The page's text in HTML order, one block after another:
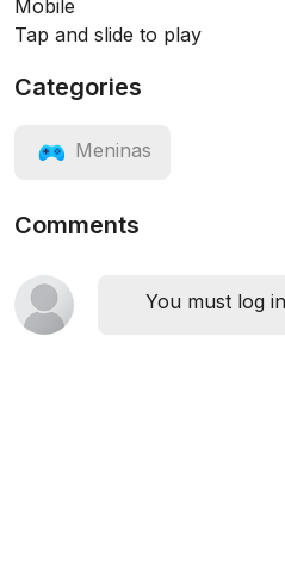
Mobile
Tap and slide to play
Categories
Meninas
Comments
You must log